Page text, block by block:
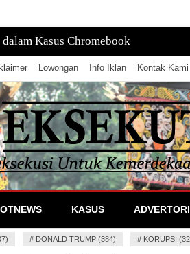
Kasus Chromebook
Lowongan Info Iklan Kontak Kami
KASUS
# DONALD TRUMP (384) # KORUPSI